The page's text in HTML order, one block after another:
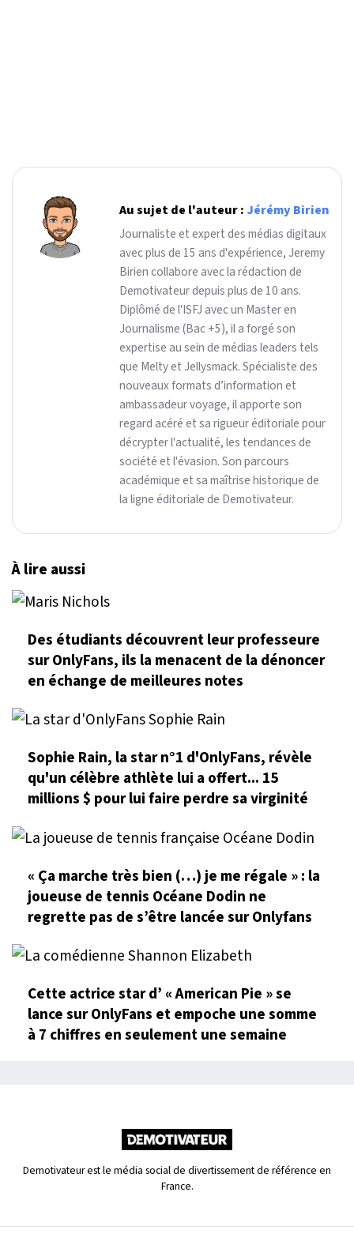
Au sujet de l'auteur : Jérémy Birien
Journaliste et expert des médias digitaux
avec plus de 15 ans d'expérience, Jeremy
Birien collabore avec la rédaction de
Demotivateur depuis plus de 10 ans.
Diplômé de l'ISFJ avec un Master en
Journalisme (Bac +5), il a forgé son
expertise au sein de médias leaders tels
que Melty et Jellysmack. Spécialiste des
nouveaux formats d’information et
ambassadeur voyage, il apporte son
regard acéré et sa rigueur éditoriale pour
décrypter l'actualité, les tendances de
société et l'évasion. Son parcours
académique et sa maîtrise historique de
la ligne éditoriale de Demotivateur.
À lire aussi
Des étudiants découvrent leur professeure
sur OnlyFans, ils la menacent de la dénoncer
en échange de meilleures notes
Sophie Rain, la star n°1 d'OnlyFans, révèle
qu'un célèbre athlète lui a offert... 15
millions $ pour lui faire perdre sa virginité
« Ça marche très bien (…) je me régale » : la
joueuse de tennis Océane Dodin ne
regrette pas de s’être lancée sur Onlyfans
Cette actrice star d’ « American Pie » se
lance sur OnlyFans et empoche une somme
à 7 chiffres en seulement une semaine
Demotivateur est le média social de divertissement de référence en
France.